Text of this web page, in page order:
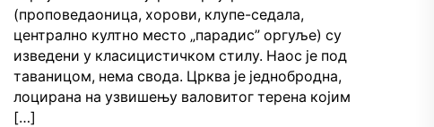
(проповедаоница, хорови, клупе-седала,
централно култно место „парадис” оргуље) су
изведени у класицистичком стилу. Наос је под
таваницом, нема свода. Црква је једнобродна,
лоцирана на узвишењу валовитог терена којим
[…]